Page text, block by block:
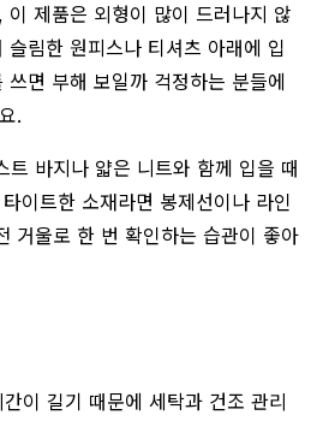
이 제품은 외형이 많이 드러나지 않
림한 원피스나 티셔츠 아래에 입
면 부해 보일까 걱정하는 분들에
.
트 바지나 얇은 니트와 함께 입을 때
이트한 소재라면 봉제선이나 라인
거울로 한 번 확인하는 습관이 좋아
이 길기 때문에 세탁과 건조 관리